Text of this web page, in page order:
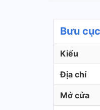
Bưu
Kiểu
Địa chỉ
Mở cửa